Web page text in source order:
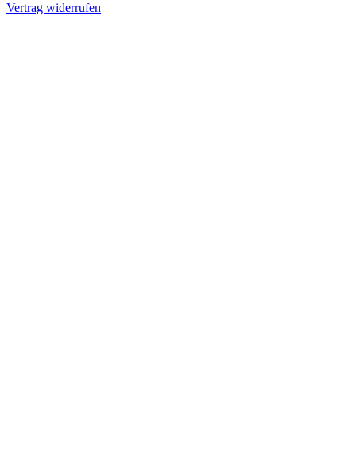
Vertrag widerrufen